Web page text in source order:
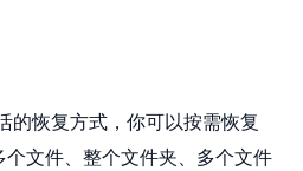
的恢复方式，你可以按需恢复
文件、整个文件夹、多个文件